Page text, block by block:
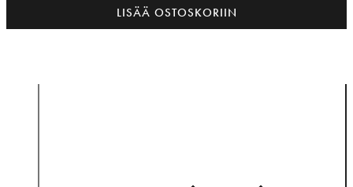
LISÄÄ OSTOSKORIIN